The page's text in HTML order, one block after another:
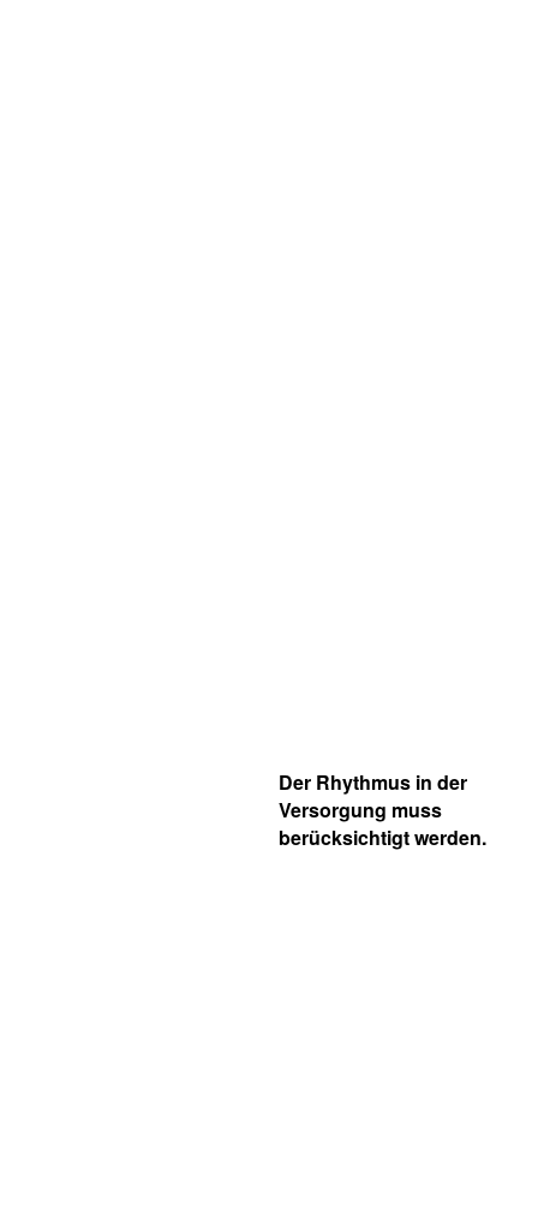
Der Rhythmus in der
Versorgung muss
berücksichtigt werden.